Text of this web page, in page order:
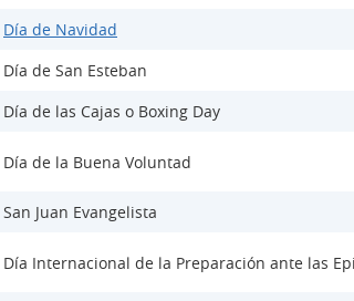
Día de Navidad
Día de San Esteban
Día de las Cajas o Boxing Day
Día de la Buena Voluntad
San Juan Evangelista
Día Internacional de la Preparación ante las